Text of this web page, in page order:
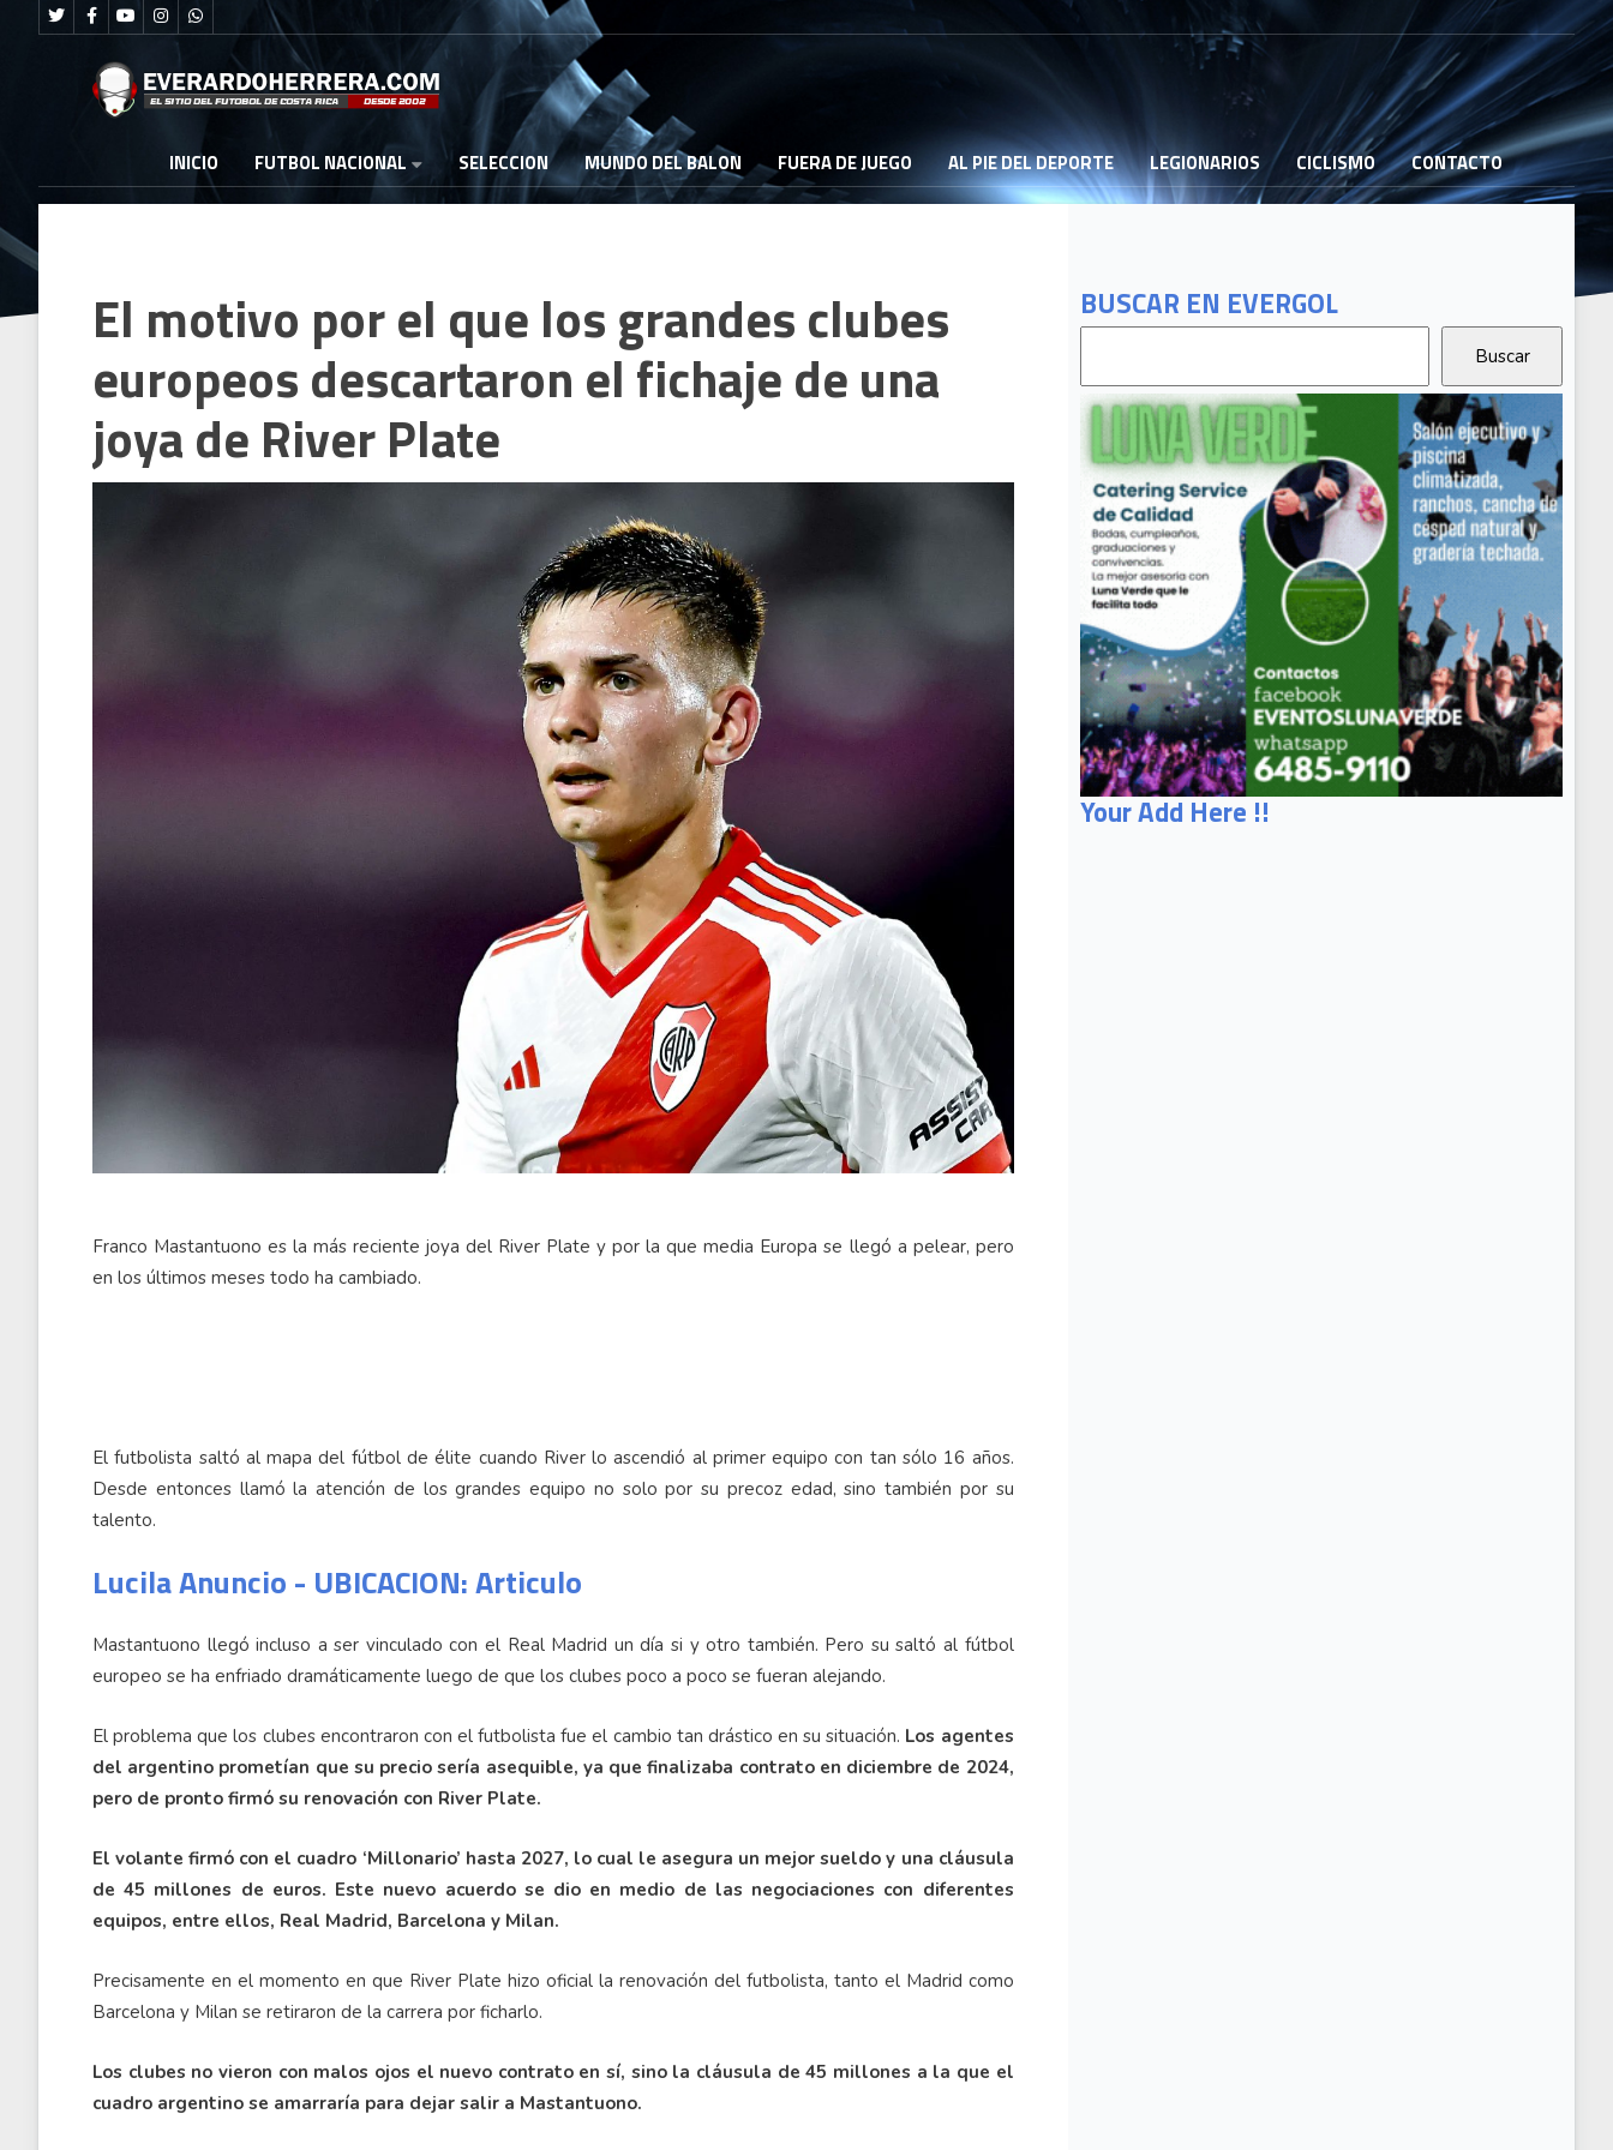
INICIO FUTBOL NACIONAL SELECCION MUNDO DEL BALON FUERA DE JUEGO AL PIE DEL DEPORTE LEGIONARIOS CICLISMO CONTACTO
BUSCAR EN EVERGOL
Your Add Here !!
El motivo por el que los grandes clubes
europeos descartaron el fichaje de una
joya de River Plate
Franco Mastantuono es la más reciente joya del River Plate y por la que media Europa se llegó a pelear, pero
en los últimos meses todo ha cambiado.
El futbolista saltó al mapa del fútbol de élite cuando River lo ascendió al primer equipo con tan sólo 16 años.
Desde entonces llamó la atención de los grandes equipo no solo por su precoz edad, sino también por su
talento.
Lucila Anuncio - UBICACION: Articulo
Mastantuono llegó incluso a ser vinculado con el Real Madrid un día si y otro también. Pero su saltó al fútbol
europeo se ha enfriado dramáticamente luego de que los clubes poco a poco se fueran alejando.
El problema que los clubes encontraron con el futbolista fue el cambio tan drástico en su situación. Los agentes
del argentino prometían que su precio sería asequible, ya que finalizaba contrato en diciembre de 2024,
pero de pronto firmó su renovación con River Plate.
El volante firmó con el cuadro ‘Millonario’ hasta 2027, lo cual le asegura un mejor sueldo y una cláusula
de 45 millones de euros. Este nuevo acuerdo se dio en medio de las negociaciones con diferentes
equipos, entre ellos, Real Madrid, Barcelona y Milan.
Precisamente en el momento en que River Plate hizo oficial la renovación del futbolista, tanto el Madrid como
Barcelona y Milan se retiraron de la carrera por ficharlo.
Los clubes no vieron con malos ojos el nuevo contrato en sí, sino la cláusula de 45 millones a la que el
cuadro argentino se amarraría para dejar salir a Mastantuono.